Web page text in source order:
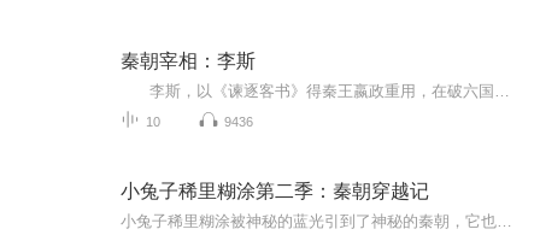
秦朝宰相：李斯
10 9436
小兔子稀里糊涂第二季：秦朝穿越记